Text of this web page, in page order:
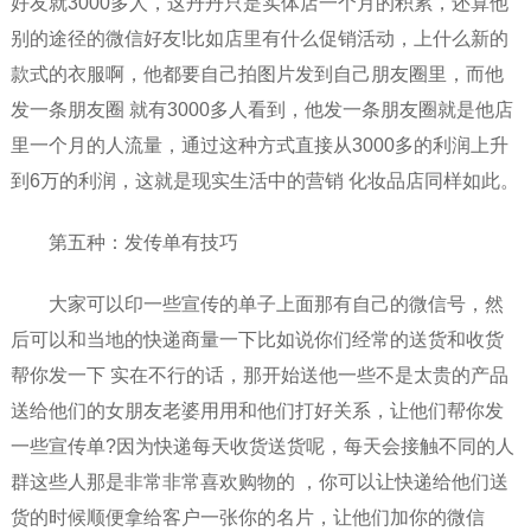
别的途径的微信好友!比如店里有什么促销活动，上什么新的
款式的衣服啊，他都要自己拍图片发到自己朋友圈里，而他
发一条朋友圈 就有3000多人看到，他发一条朋友圈就是他店
里一个月的人流量，通过这种方式直接从3000多的利润上升
到6万的利润，这就是现实生活中的营销 化妆品店同样如此。
第五种：发传单有技巧
大家可以印一些宣传的单子上面那有自己的微信号，然
后可以和当地的快递商量一下比如说你们经常的送货和收货
帮你发一下 实在不行的话，那开始送他一些不是太贵的产品
送给他们的女朋友老婆用用和他们打好关系，让他们帮你发
一些宣传单?因为快递每天收货送货呢，每天会接触不同的人
群这些人那是非常非常喜欢购物的 ，你可以让快递给他们送
货的时候顺便拿给客户一张你的名片，让他们加你的微信